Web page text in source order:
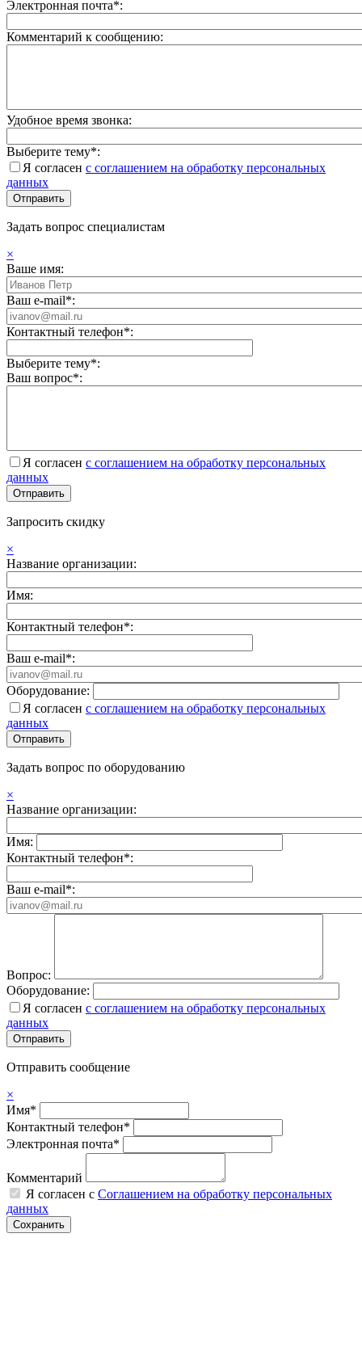
Электронная почта*:
Комментарий к сообщению:
Удобное время звонка:
Выберите тему*:
Я согласен с соглашением на обработку персональных
данных
Задать вопрос специалистам
×
Ваше имя:
Ваш e-mail*:
Контактный телефон*:
Выберите тему*:
Ваш вопрос*:
Я согласен с соглашением на обработку персональных
данных
Запросить скидку
×
Название организации:
Имя:
Контактный телефон*:
Ваш e-mail*:
Оборудование:
Я согласен с соглашением на обработку персональных
данных
Задать вопрос по оборудованию
×
Название организации:
Имя:
Контактный телефон*:
Ваш e-mail*:
Вопрос:
Оборудование:
Я согласен с соглашением на обработку персональных
данных
Отправить сообщение
×
Имя*
Контактный телефон*
Электронная почта*
Комментарий
Я согласен с Соглашением на обработку персональных
данных